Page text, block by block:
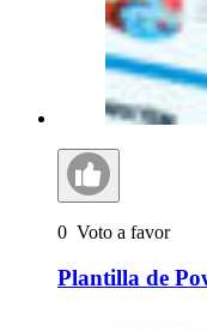
0 Voto a favor
Plantilla de